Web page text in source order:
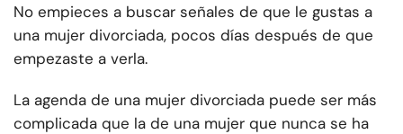
No empieces a buscar señales de que le gustas a
una mujer divorciada, pocos días después de que
empezaste a verla.
La agenda de una mujer divorciada puede ser más
complicada que la de una mujer que nunca se ha